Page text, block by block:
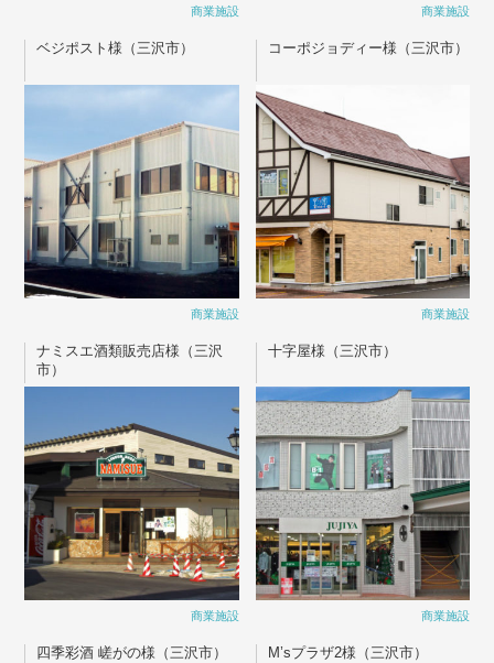
商業施設 商業施設
ベジポスト様（三沢市）
商業施設
コーポジョディー様（三沢市）
商業施設
ナミスエ酒類販売店様（三沢
市）
商業施設
十字屋様（三沢市）
商業施設
四季彩酒 嵯がの様（三沢市） M’sプラザ2様（三沢市）